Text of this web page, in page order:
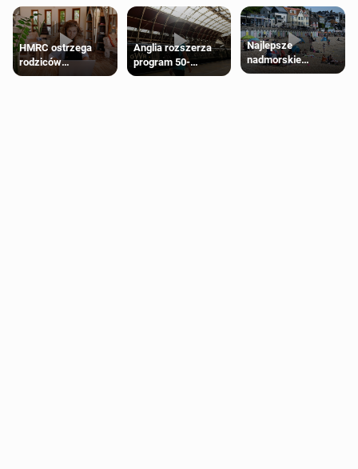
HMRC ostrzega
rodziców
pobierających Child
Anglia rozszerza
program 50-
procentowych
Najlepsze
nadmorskie
miasteczko blisko